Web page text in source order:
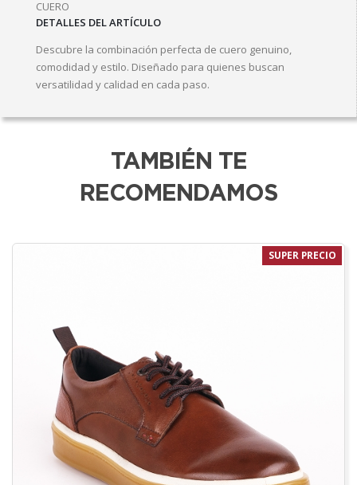
CUERO
DETALLES DEL ARTÍCULO
Descubre la combinación perfecta de cuero genuino,
comodidad y estilo. Diseñado para quienes buscan
versatilidad y calidad en cada paso.
TAMBIÉN TE
RECOMENDAMOS
SUPER PRECIO